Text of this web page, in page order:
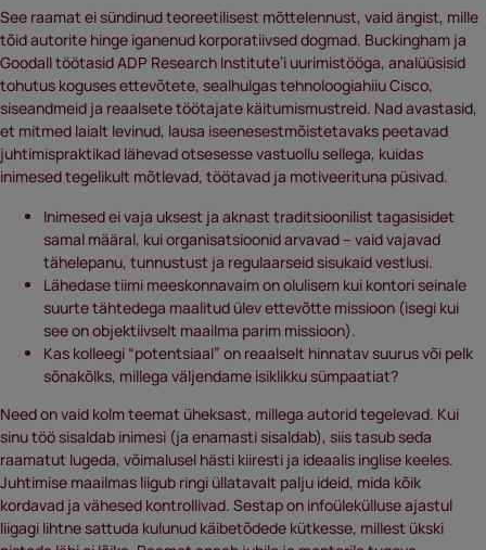
See raamat ei sündinud teoreetilisest mõttelennust, vaid ängist, mille
tõid autorite hinge iganenud korporatiivsed dogmad. Buckingham ja
Goodall töötasid ADP Research Institute’i uurimistööga, analüüsisid
tohutus koguses ettevõtete, sealhulgas tehnoloogiahiiu Cisco,
siseandmeid ja reaalsete töötajate käitumismustreid. Nad avastasid,
et mitmed laialt levinud, lausa iseenesestmõistetavaks peetavad
juhtimispraktikad lähevad otsesesse vastuollu sellega, kuidas
inimesed tegelikult mõtlevad, töötavad ja motiveerituna püsivad.
Inimesed ei vaja uksest ja aknast traditsioonilist tagasisidet
samal määral, kui organisatsioonid arvavad – vaid vajavad
tähelepanu, tunnustust ja regulaarseid sisukaid vestlusi.
Lähedase tiimi meeskonnavaim on olulisem kui kontori seinale
suurte tähtedega maalitud ülev ettevõtte missioon (isegi kui
see on objektiivselt maailma parim missioon).
Kas kolleegi “potentsiaal” on reaalselt hinnatav suurus või pelk
sõnakõlks, millega väljendame isiklikku sümpaatiat?
Need on vaid kolm teemat üheksast, millega autorid tegelevad. Kui
sinu töö sisaldab inimesi (ja enamasti sisaldab), siis tasub seda
raamatut lugeda, võimalusel hästi kiiresti ja ideaalis inglise keeles.
Juhtimise maailmas liigub ringi üllatavalt palju ideid, mida kõik
kordavad ja vähesed kontrollivad. Sestap on infoülekülluse ajastul
liigagi lihtne sattuda kulunud käibetõdede kütkesse, millest ükski